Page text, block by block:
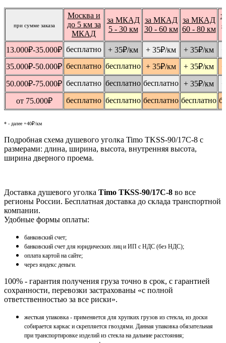
при сумме заказа
Москва и
до 5 км за
МКАД
за МКАД
5 - 30 км
за МКАД
30 - 60 км
за МКАД
60 - 80 км
13.000₽-35.000₽ бесплатно + 35₽/км + 35₽/км + 35₽/км
35.000₽-50.000₽ бесплатно бесплатно + 35₽/км + 35₽/км
50.000₽-75.000₽ бесплатно бесплатно бесплатно + 35₽/км
от 75.000₽ бесплатно бесплатно бесплатно бесплатно
* - далее +40₽/км
Подробная схема душевого уголка Timo TKSS-90/17C-8 с
размерами: длина, ширина, высота, внутренняя высота,
ширина дверного проема.
Доставка душевого уголка Timo TKSS-90/17C-8 во все
регионы России. Бесплатная доставка до склада транспортной
компании.
Удобные формы оплаты:
банковский счет;
банковский счет для юридических лиц и ИП с НДС (без НДС);
оплата картой на сайте;
через яндекс деньги.
100% - гарантия получения груза точно в срок, с гарантией
сохранности, перевозки застрахованы «с полной
ответственностью за все риски».
жесткая упаковка - применяется для хрупких грузов из стекла, из доски
собирается каркас и скрепляется гвоздями. Данная упаковка обязательная
при транспортировке изделий из стекла на дальние расстояния;